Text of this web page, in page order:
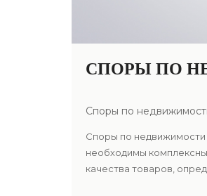
СПОРЫ ПО
Споры по
Споры по недвижимости
необходимы
качества товаров,